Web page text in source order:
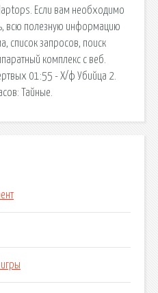
Если вам необходимо
всю полезную информацию
список запросов, поиск
комплекс с веб.
01:55 - Х/ф Убийца 2.
Тайные.